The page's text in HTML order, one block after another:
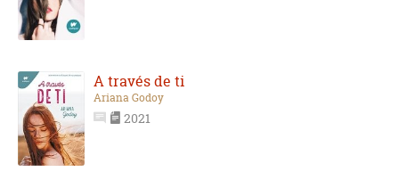
A través de ti
Ariana Godoy
2021